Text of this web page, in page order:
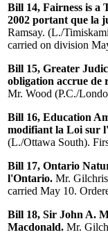
Bill 14, Fairness is a
2002 portant que la
Ramsay. (L./
carried on division
Bill 15, Greater
obligation accrue de
Mr. Wood (P.C./
Bill 16, Education
modifiant la Loi sur
(L./Ottawa South).
Bill 17, Ontario
l'Ontario. Mr.
carried May 10.
Bill 18, Sir John A.
Macdonald. Mr.